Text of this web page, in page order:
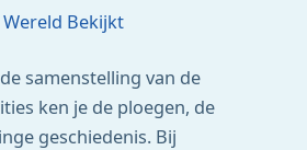
Bekijkt
samenstelling van de
ken je de ploegen, de
geschiedenis. Bij